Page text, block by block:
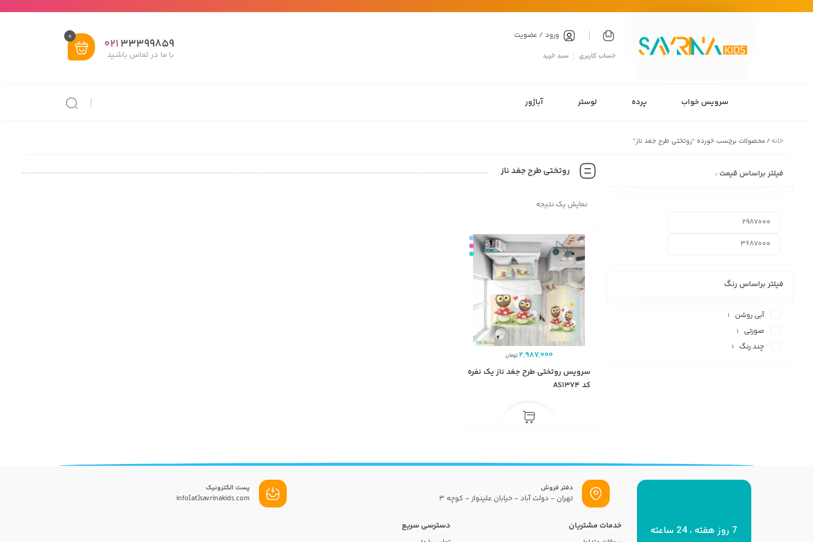
ورود / عضویت
حساب کاربری سبد خرید
33399859
021
با ما در تماس باشـید
0
سرویس خواب پرده لوستر آباژور
خانه/ محصولات برچسب خورده “روتختی طرح جغد ناز”
روتختی طرح جغد ناز
نمایش یک نتیجه
2,987,000تومان
سرویس روتختی طرح جغد ناز یک نفره
کد AS1374
فیلتر براساس قیمت :
فیلتر براساس رنگ
آبی روشن 1
صورتی 1
چند رنگ 1
دفتر فروش
تهران - دولت آباد - خیابان علینواز - کوچه 3
پست الکترونیک
info[at]savrinakids.com
7 روز هفته ، 24 ساعته
خدمات مشتریان دسترسی سریع